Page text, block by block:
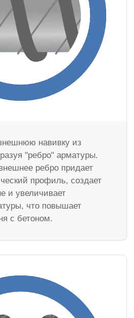
навивку из
"ребро" арматуры.
ребро придает
профиль, создает
и увеличивает
что повышает
с бетоном.